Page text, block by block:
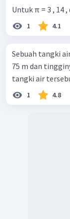
Untuk π = 3 , 14
1 4.1
Sebuah tangki
75 m dan
tangki air
1 4.8